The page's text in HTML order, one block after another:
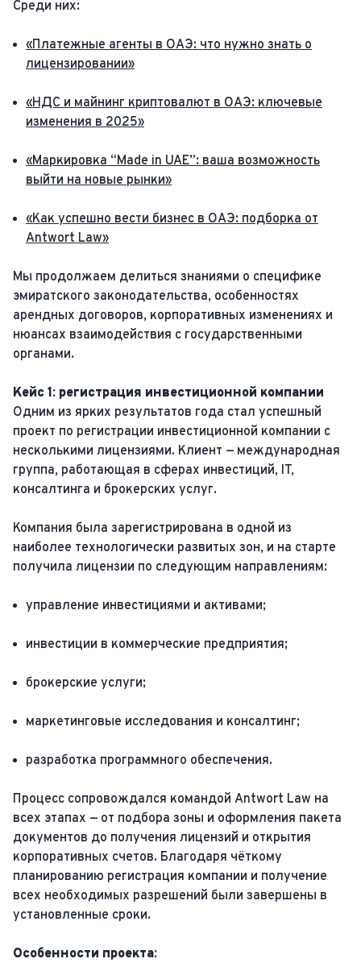
Среди них:
«Платежные агенты в ОАЭ: что нужно знать о
лицензировании»
«НДС и майнинг криптовалют в ОАЭ: ключевые
изменения в 2025»
«Маркировка “Made in UAE”: ваша возможность
выйти на новые рынки»
«Как успешно вести бизнес в ОАЭ: подборка от
Antwort Law»
Мы продолжаем делиться знаниями о специфике
эмиратского законодательства, особенностях
арендных договоров, корпоративных изменениях и
нюансах взаимодействия с государственными
органами.
Кейс 1: регистрация инвестиционной компании
Одним из ярких результатов года стал успешный
проект по регистрации инвестиционной компании с
несколькими лицензиями. Клиент — международная
группа, работающая в сферах инвестиций, IT,
консалтинга и брокерских услуг.
Компания была зарегистрирована в одной из
наиболее технологически развитых зон, и на старте
получила лицензии по следующим направлениям:
управление инвестициями и активами;
инвестиции в коммерческие предприятия;
брокерские услуги;
маркетинговые исследования и консалтинг;
разработка программного обеспечения.
Процесс сопровождался командой Antwort Law на
всех этапах — от подбора зоны и оформления пакета
документов до получения лицензий и открытия
корпоративных счетов. Благодаря чёткому
планированию регистрация компании и получение
всех необходимых разрешений были завершены в
установленные сроки.
Особенности проекта: